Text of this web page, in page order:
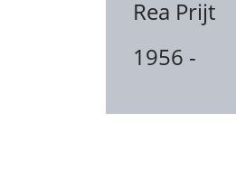
Rea Prijt
1956 -